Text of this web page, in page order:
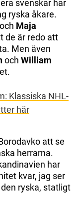
svenskar har
ryska åkare.
och Maja
de är redo att
Men även
och William
Klassiska NHL-
här
att se
herrarna.
har
kvar, jag ser
ryska, statligt